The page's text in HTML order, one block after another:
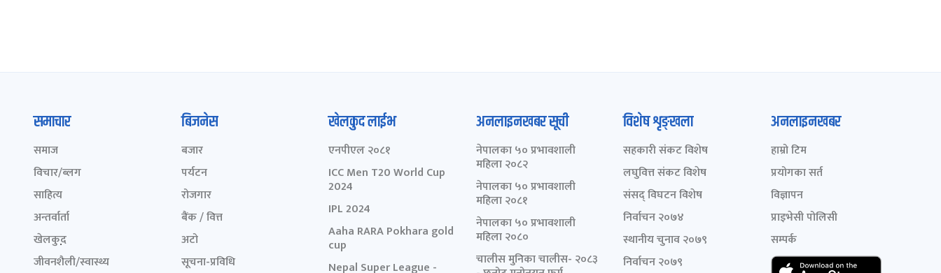
समाचार
समाज
विचार/ब्लग
साहित्य
अन्तर्वार्ता
खेलकुद़़
जीवनशैली/स्वास्थ्य
बिजनेस
बजार
पर्यटन
रोजगार
बैंक / वित्त
अटो
सूचना-प्रविधि
खेलकुद लाईभ
एनपीएल २०८१
ICC Men T20 World Cup
2024
IPL 2024
Aaha RARA Pokhara gold
cup
Nepal Super League -
अनलाइनखबर सूची
नेपालका ५० प्रभावशाली
महिला २०८२
नेपालका ५० प्रभावशाली
महिला २०८१
नेपालका ५० प्रभावशाली
महिला २०८०
चालीस मुनिका चालीस- २०८३
विशेष शृङ्खला
सहकारी संकट विशेष
लघुवित्त संकट विशेष
संसद् विघटन विशेष
निर्वाचन २०७४
स्थानीय चुनाव २०७९
निर्वाचन २०७९
अनलाइनखबर
हाम्रो टिम
प्रयोगका सर्त
विज्ञापन
प्राइभेसी पोलिसी
सम्पर्क